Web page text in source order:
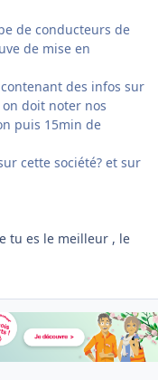
de conducteurs de
de mise en
des infos sur
doit noter nos
puis 15min de
cette société? et sur
tu es le meilleur , le